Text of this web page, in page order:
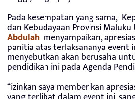
Pada kesempatan yang sama,
dan Kebudayaan Provinsi Maluku
Abdulah menyampaikan,
panitia atas terlaksananya event
menyebutkan akan berusaha
pendidikan ini pada Agenda
“izinkan saya memberikan